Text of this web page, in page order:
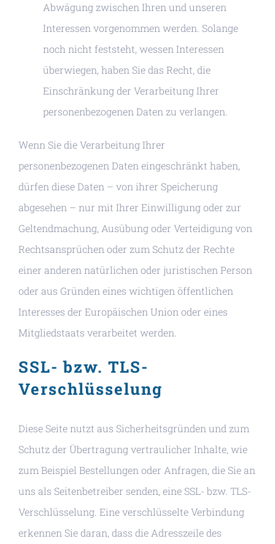
Abwägung zwischen Ihren und unseren
Interessen vorgenommen werden. Solange
noch nicht feststeht, wessen Interessen
überwiegen, haben Sie das Recht, die
Einschränkung der Verarbeitung Ihrer
personenbezogenen Daten zu verlangen.
Wenn Sie die Verarbeitung Ihrer
personenbezogenen Daten eingeschränkt haben,
dürfen diese Daten – von ihrer Speicherung
abgesehen – nur mit Ihrer Einwilligung oder zur
Geltendmachung, Ausübung oder Verteidigung von
Rechtsansprüchen oder zum Schutz der Rechte
einer anderen natürlichen oder juristischen Person
oder aus Gründen eines wichtigen öffentlichen
Interesses der Europäischen Union oder eines
Mitgliedstaats verarbeitet werden.
SSL- bzw. TLS-
Verschlüsselung
Diese Seite nutzt aus Sicherheitsgründen und zum
Schutz der Übertragung vertraulicher Inhalte, wie
zum Beispiel Bestellungen oder Anfragen, die Sie an
uns als Seitenbetreiber senden, eine SSL- bzw. TLS-
Verschlüsselung. Eine verschlüsselte Verbindung
erkennen Sie daran, dass die Adresszeile des